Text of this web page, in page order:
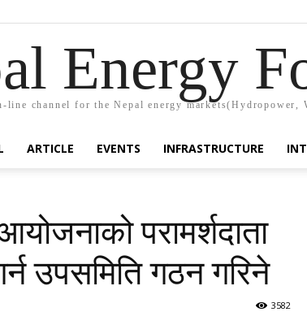
Energy
line channel for the Nepal energy markets(Hydropower,
ARTICLE EVENTS INFRASTRUCTURE
परामर्शदाता
उपसमिति गठन गरिने
3582